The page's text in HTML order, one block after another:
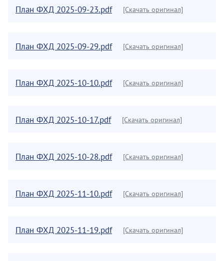
План ФХД 2025-09-23.pdf [Скачать оригинал]
План ФХД 2025-09-29.pdf [Скачать оригинал]
План ФХД 2025-10-10.pdf [Скачать оригинал]
План ФХД 2025-10-17.pdf [Скачать оригинал]
План ФХД 2025-10-28.pdf [Скачать оригинал]
План ФХД 2025-11-10.pdf [Скачать оригинал]
План ФХД 2025-11-19.pdf [Скачать оригинал]